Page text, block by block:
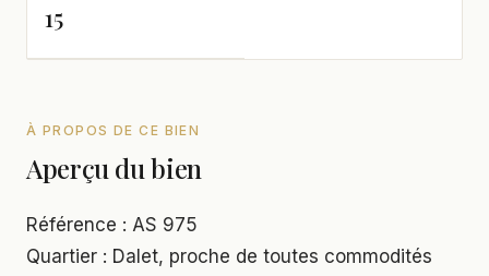
15
À PROPOS DE CE BIEN
Aperçu du bien
Référence : AS 975
Quartier : Dalet, proche de toutes commodités